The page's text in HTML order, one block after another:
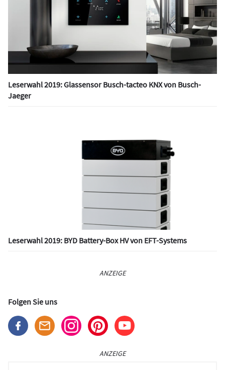
Leserwahl 2019: Glassensor Busch-tacteo KNX von Busch-
Jaeger
Leserwahl 2019: BYD Battery-Box HV von EFT-Systems
ANZEIGE
Folgen Sie uns
ANZEIGE